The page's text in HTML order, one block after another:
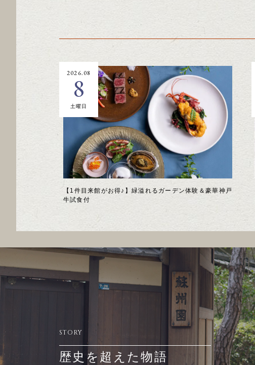
【1件目来館がお得♪】緑溢れるガーデン体験＆豪華神戸
牛試食付
2026.08
8
土曜日
STORY
歴史を超えた物語